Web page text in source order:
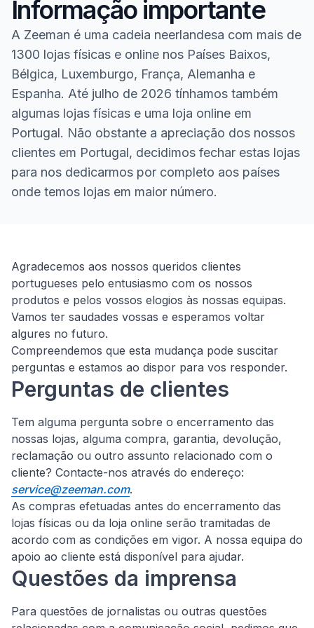
Informação importante
A Zeeman é uma cadeia neerlandesa com mais de
1300 lojas físicas e online nos Países Baixos,
Bélgica, Luxemburgo, França, Alemanha e
Espanha. Até julho de 2026 tínhamos também
algumas lojas físicas e uma loja online em
Portugal. Não obstante a apreciação dos nossos
clientes em Portugal, decidimos fechar estas lojas
para nos dedicarmos por completo aos países
onde temos lojas em maior número.
Homepage
Agradecemos aos nossos queridos clientes
portugueses pelo entusiasmo com os nossos
produtos e pelos vossos elogios às nossas equipas.
Vamos ter saudades vossas e esperamos voltar
algures no futuro.
Compreendemos que esta mudança pode suscitar
perguntas e estamos ao dispor para vos responder.
Perguntas de clientes
Tem alguma pergunta sobre o encerramento das
nossas lojas, alguma compra, garantia, devolução,
reclamação ou outro assunto relacionado com o
cliente? Contacte-nos através do endereço:
service@zeeman.com.
As compras efetuadas antes do encerramento das
lojas físicas ou da loja online serão tramitadas de
acordo com as condições em vigor. A nossa equipa do
apoio ao cliente está disponível para ajudar.
Questões da imprensa
Para questões de jornalistas ou outras questões